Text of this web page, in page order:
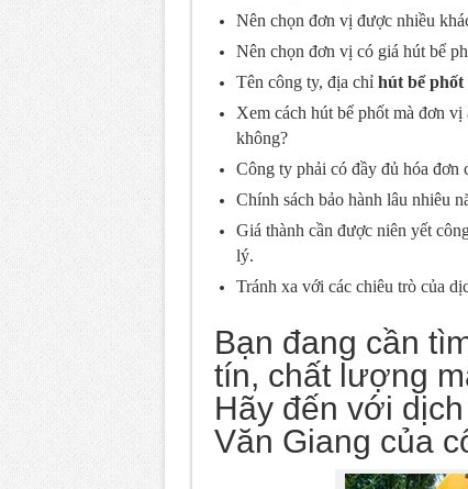
Nên chọn đơn vị được nhiều
Nên chọn đơn vị có giá hút bể
Tên công ty, địa chỉ hút bể phốt
Xem cách hút bể phốt mà đơn
không?
Công ty phải có đầy đủ hóa đơn
Chính sách bảo hành lâu nhiêu
Giá thành cần được niên yết
lý.
Tránh xa với các chiêu trò của
Bạn đang cần
tín, chất lượng
Hãy đến với
Văn Giang của